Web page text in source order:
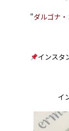
"ダルゴナ
インスタ
イ